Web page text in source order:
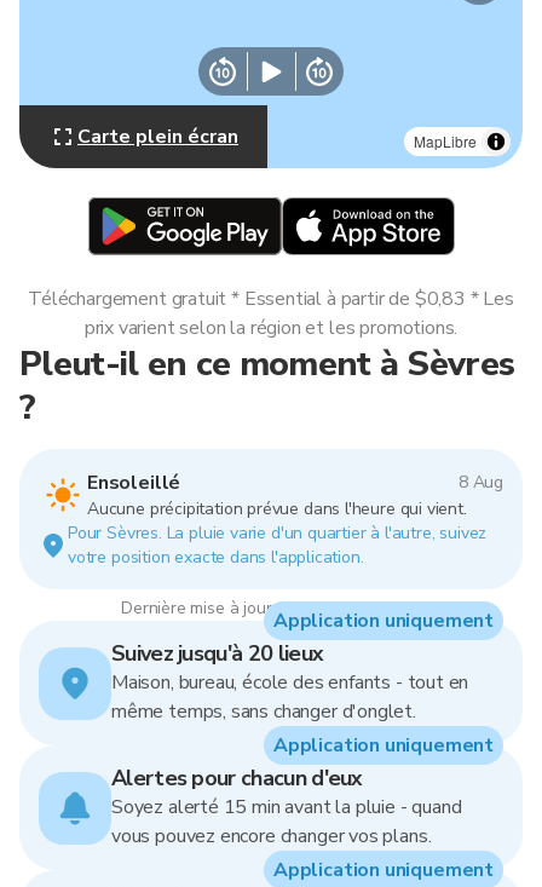
MapLibre
Carte plein écran
Pleut-il en ce moment à Sèvres
?
Ensoleillé
8 Aug
Aucune précipitation prévue dans l'heure qui vient.
Pour Sèvres. La pluie varie d'un quartier à l'autre, suivez
votre position exacte dans l'application.
Dernière mise à jour : 23:00, 8 Aug 2026
Téléchargement gratuit * Essential à partir de $0,83 * Les
prix varient selon la région et les promotions.
Suivez jusqu'à 20 lieux
Maison, bureau, école des enfants - tout en
même temps, sans changer d'onglet.
Application uniquement
Alertes pour chacun d'eux
Soyez alerté 15 min avant la pluie - quand
vous pouvez encore changer vos plans.
Application uniquement
Application uniquement